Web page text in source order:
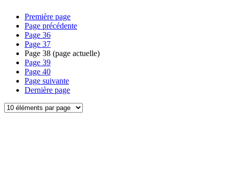
Première page
Page précédente
Page 36
Page 37
Page 38 (page actuelle)
Page 39
Page 40
Page suivante
Dernière page